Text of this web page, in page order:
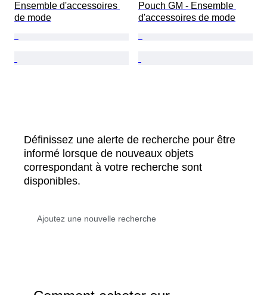
Ensemble d'accessoires
de mode
Pouch GM - Ensemble
d'accessoires de mode
Définissez une alerte de recherche pour être
informé lorsque de nouveaux objets
correspondant à votre recherche sont
disponibles.